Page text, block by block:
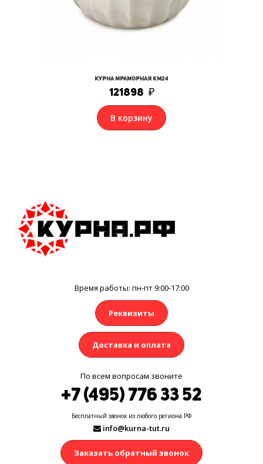
Курна мраморная КМ24
121898 ₽
В корзину
Время работы: пн-пт 9:00-17:00
Реквизиты
Доставка и оплата
По всем вопросам звоните
+7 (495) 776 33 52
Бесплатный звонок из любого региона РФ
info@kurna-tut.ru
Заказать обратный звонок